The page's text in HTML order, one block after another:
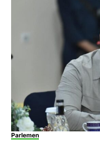
Parlemen